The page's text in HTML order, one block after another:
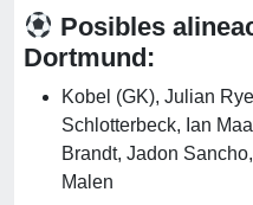
Posibles
Dortmund:
Kobel (GK), Julian
Schlotterbeck, Ian
Brandt, Jadon
Malen